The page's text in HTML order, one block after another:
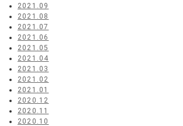
2021.09
2021.08
2021.07
2021.06
2021.05
2021.04
2021.03
2021.02
2021.01
2020.12
2020.11
2020.10